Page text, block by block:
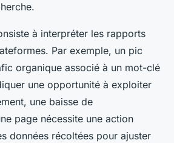
à interpréter les rapports
Par exemple, un pic
organique associé à un mot-clé
une opportunité à exploiter
une baisse de
page nécessite une action
données récoltées pour ajuster